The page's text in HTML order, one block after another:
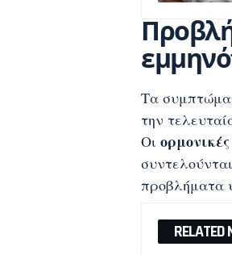
Τα
την
Οι
προβλήματα
RELATED